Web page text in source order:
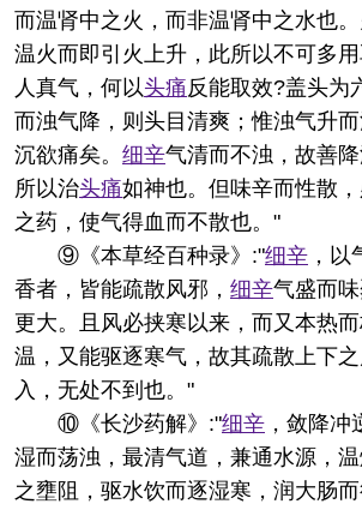
而温肾中之火，而非温肾中之水也。
温火而即引火上升，此所以不可多
人真气，何以头痛反能取效?盖头为
而浊气降，则头目清爽；惟浊气升
沉欲痛矣。 细辛气清而不浊，故善
所以治头痛如神也。但味辛而性散
之药，使气得血而不散也。"
⑨《本草经百种录》:"细辛 ，
香者，皆能疏散风邪， 细辛气盛而
更大。且风必挟寒以来，而又本热而
温，又能驱逐寒气，故其疏散上下
入，无处不到也。"
⑩《长沙药解》:"细辛 ，敛降冲
湿而荡浊，最清气道，兼通水源，
之壅阻，驱水饮而逐湿寒，润大肠